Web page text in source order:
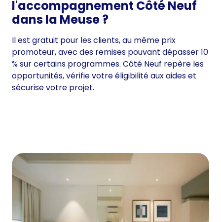
l'accompagnement Côté Neuf
dans la Meuse ?
Il est gratuit pour les clients, au même prix
promoteur, avec des remises pouvant dépasser 10
% sur certains programmes. Côté Neuf repère les
opportunités, vérifie votre éligibilité aux aides et
sécurise votre projet.